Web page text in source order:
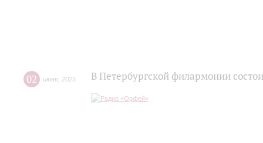
02 июня 2025 В Петербургской филармонии